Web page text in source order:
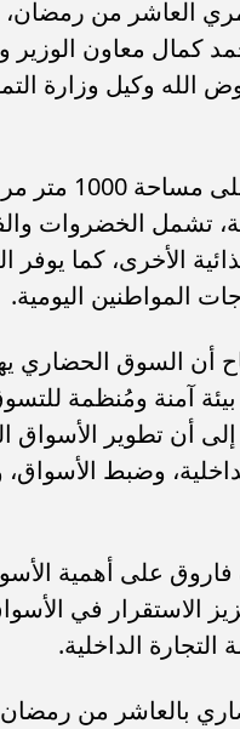
العاشر من رمضان،
كمال معاون
الله وكيل وزارة
تشمل الخضروات
الأخرى، كما
المواطنين اليومية.
أن السوق
بيئة آمنة ومُنظمة
أن تطوير الأسواق
الداخلية، وضبط
على أهمية
الاستقرار في
الداخلية.
بالعاشر من
التأهل التاريخي إلى